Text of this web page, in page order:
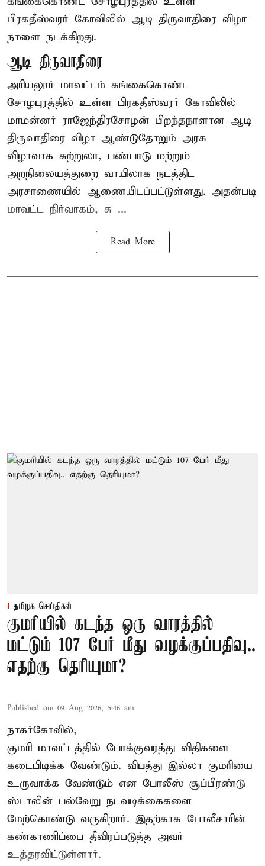
பிரகதீஸ்வரர் கோவிலில் ஆடி திருவாதிரை விழா
நாளை நடக்கிறது.
ஆடி திருவாதிரை
அரியலூர் மாவட்டம் கங்கைகொண்ட
சோழபுரத்தில் உள்ள பிரகதீஸ்வரர் கோவிலில்
மாமன்னர் ராஜேந்திரசோழன் பிறந்தநாளான ஆடி
திருவாதிரை விழா ஆண்டுதோறும் அரசு
விழாவாக சுற்றுலா, பண்பாடு மற்றும்
அறநிலையத்துறை வாயிலாக நடத்திட
அரசாணையில் ஆணையிடப்பட்டுள்ளது. அதன்படி
மாவட்ட நிர்வாகம், சு ...
Read More
தமிழக செய்திகள்
குமரியில் கடந்த ஒரு வாரத்தில்
மட்டும் 107 பேர் மீது வழக்குப்பதிவு..
எதற்கு தெரியுமா?
Published on: 09 Aug 2026, 5:46 am
நாகர்கோவில்,
குமரி மாவட்டத்தில் போக்குவரத்து விதிகளை
கடைபிடிக்க வேண்டும். விபத்து இல்லா குமரியை
உருவாக்க வேண்டும் என போலீஸ் சூப்பிரண்டு
ஸ்டாலின் பல்வேறு நடவடிக்கைகளை
மேற்கொண்டு வருகிறார். இதற்காக போலீசாரின்
கண்காணிப்பை தீவிரப்படுத்த அவர்
உத்தரவிட்டுள்ளார்.